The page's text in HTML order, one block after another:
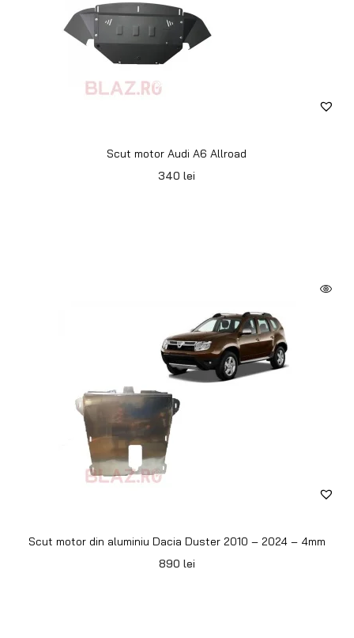
Scut motor Audi A6 Allroad
340lei
Scut motor din aluminiu Dacia Duster 2010 – 2024 – 4mm
890 lei